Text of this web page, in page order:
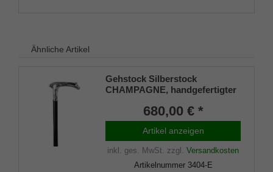
Ähnliche Artikel
Gehstock Silberstock
CHAMPAGNE, handgefertigter
Sterling Silber mit aufwändigen
tropfenähnlichen
Ziselierungen, aufgesetzt auf
einen Stock aus edlem
Makassar Ebenholz, inklusiv
Schlankpuffer.
680,00 € *
Artikel anzeigen
inkl. ges. MwSt. zzgl. Versandkosten
Artikelnummer 3404-E